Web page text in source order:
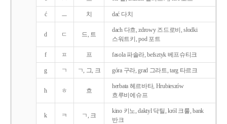
ć ㅡ 치 dać 다치
d ㄷ 드, 트
dach 다흐, zdrowy 즈드로비, słodki
스워트키, pod 포트
f ㅍ 프 fasola 파솔라, befsztyk 베프슈티크
g ㄱ ㄱ, 그, 크 góra 구라, grad 그라트, targ 타르크
h ㅎ 흐
herbata 헤르바타, Hrubieszów
흐루비에슈프
k ㅋ ㄱ, 크
kino 키노, daktyl 닥틸, król 크룰, bank
반크